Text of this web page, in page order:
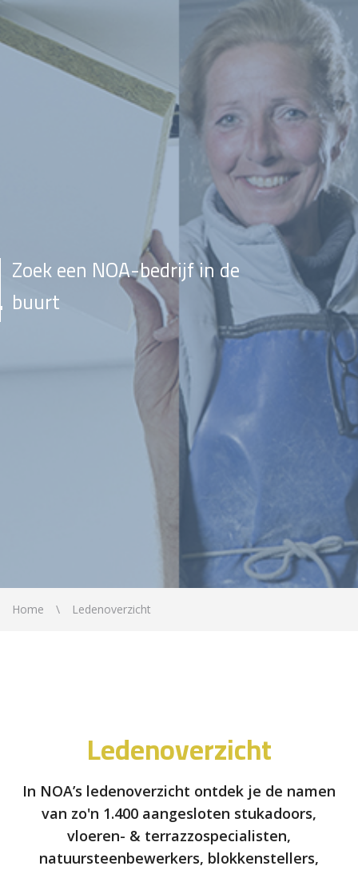
Zoek een NOA-bedrijf in de
buurt
Home Ledenoverzicht
Ledenoverzicht
In NOA’s ledenoverzicht ontdek je de namen
van zo'n 1.400 aangesloten stukadoors,
vloeren- & terrazzospecialisten,
natuursteenbewerkers, blokkenstellers,